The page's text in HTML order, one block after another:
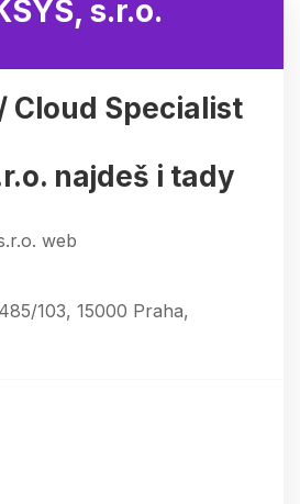
s.r.o.
Cloud Specialist
najdeš i tady
web
103, 15000 Praha,